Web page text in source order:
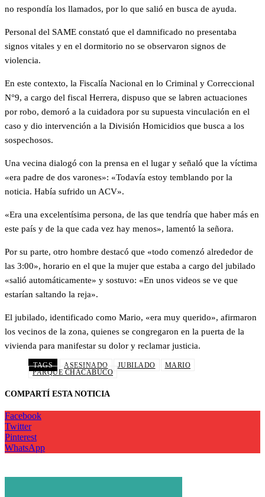
no respondía los llamados, por lo que salió en busca de ayuda.
Personal del SAME constató que el damnificado no presentaba
signos vitales y en el dormitorio no se observaron signos de
violencia.
En este contexto, la Fiscalía Nacional en lo Criminal y Correccional
N°9, a cargo del fiscal Herrera, dispuso que se labren actuaciones
por robo, demoró a la cuidadora por su supuesta vinculación en el
caso y dio intervención a la División Homicidios que busca a los
sospechosos.
Una vecina dialogó con la prensa en el lugar y señaló que la víctima
«era padre de dos varones»: «Todavía estoy temblando por la
noticia. Había sufrido un ACV».
«Era una excelentísima persona, de las que tendría que haber más en
este país y de la que cada vez hay menos», lamentó la señora.
Por su parte, otro hombre destacó que «todo comenzó alrededor de
las 3:00», horario en el que la mujer que estaba a cargo del jubilado
«salió automáticamente» y sostuvo: «En unos videos se ve que
estarían saltando la reja».
El jubilado, identificado como Mario, «era muy querido», afirmaron
los vecinos de la zona, quienes se congregaron en la puerta de la
vivienda para manifestar su dolor y reclamar justicia.
TAGS ASESINADO JUBILADO
MARIO
PARQUE CHACABUCO
COMPARTÍ ESTA NOTICIA
Facebook
Twitter
Pinterest
WhatsApp